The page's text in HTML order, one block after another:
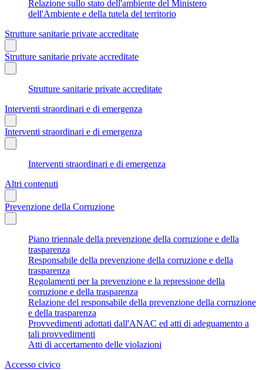
Relazione sullo stato dell'ambiente del Ministero
dell'Ambiente e della tutela del territorio
Strutture sanitarie private accreditate
Strutture sanitarie private accreditate
Strutture sanitarie private accreditate
Interventi straordinari e di emergenza
Interventi straordinari e di emergenza
Interventi straordinari e di emergenza
Altri contenuti
Prevenzione della Corruzione
Piano triennale della prevenzione della corruzione e della
trasparenza
Responsabile della prevenzione della corruzione e della
trasparenza
Regolamenti per la prevenzione e la repressione della
corruzione e della trasparenza
Relazione del responsabile della prevenzione della corruzione
e della trasparenza
Provvedimenti adottati dall'ANAC ed atti di adeguamento a
tali provvedimenti
Atti di accertamento delle violazioni
Accesso civico